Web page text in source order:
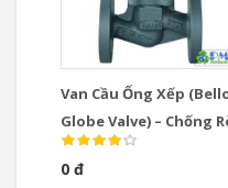
Van Cầu Ống Xếp
Globe Valve) – Chống
Tuyệt Đối, Class
0 đ